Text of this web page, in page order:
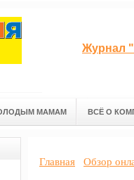
Журнал
МАМАМ ВСЁ О
Главная Обзор